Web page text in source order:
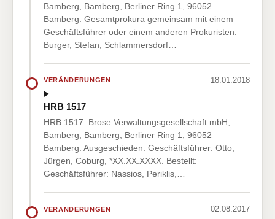
Bamberg, Bamberg, Berliner Ring 1, 96052
Bamberg. Gesamtprokura gemeinsam mit einem
Geschäftsführer oder einem anderen Prokuristen:
Burger, Stefan, Schlammersdorf…
VERÄNDERUNGEN 18.01.2018
HRB 1517
HRB 1517: Brose Verwaltungsgesellschaft mbH,
Bamberg, Bamberg, Berliner Ring 1, 96052
Bamberg. Ausgeschieden: Geschäftsführer: Otto,
Jürgen, Coburg, *XX.XX.XXXX. Bestellt:
Geschäftsführer: Nassios, Periklis,…
VERÄNDERUNGEN 02.08.2017